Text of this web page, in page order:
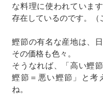
な料理に使われていま
存在しているのです。（
鰹節の有名な産地は、
その価格も色々。
そうなれば、「高い鰹
鰹節＝悪い鰹節」と考
ね。